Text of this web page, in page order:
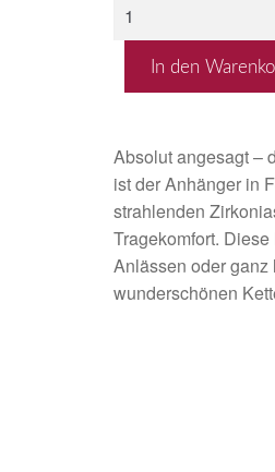
In den
Absolut angesagt –
ist der Anhänger in
strahlenden
Tragekomfort.
Anlässen oder
wunderschönen